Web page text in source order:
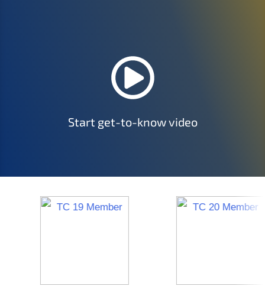
Start get-to-know video